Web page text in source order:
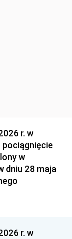
r. w
pociągnięcie
w
dniu 28 maja
r. w